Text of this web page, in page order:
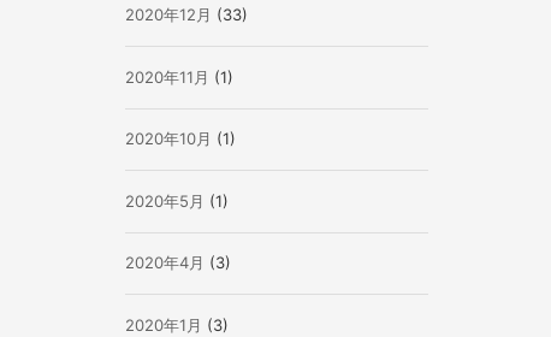
2020年12月 (33)
2020年11月 (1)
2020年10月 (1)
2020年5月 (1)
2020年4月 (3)
2020年1月 (3)